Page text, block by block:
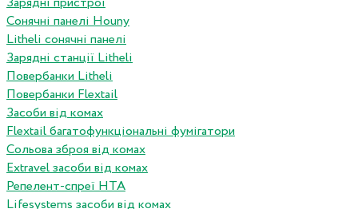
Сонячні панелі Houny
Litheli сонячні панелі
Зарядні станції Litheli
Повербанки Litheli
Повербанки Flextail
Засоби від комах
Flextail багатофункціональні фумігатори
Сольова зброя від комах
Extravel засоби від комах
Репелент-спреї HTA
Lifesystems засоби від комах